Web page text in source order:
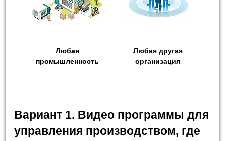
Любая
промышленность
Любая другая
организация
Вариант 1. Видео программы для
управления производством, где